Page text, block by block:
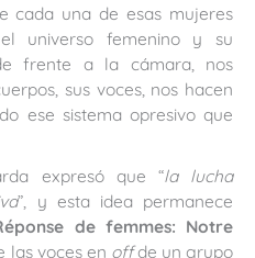
cada una de esas mujeres
universo femenino y su
frente a la cámara, nos
sus voces, nos hacen
ese sistema opresivo que
expresó que “la lucha
”, y esta idea permanece
de femmes: Notre
las voces en offde un grupo